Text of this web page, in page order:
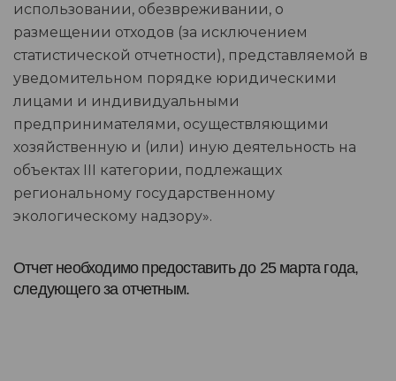
использовании, обезвреживании, о
размещении отходов (за исключением
статистической отчетности), представляемой в
уведомительном порядке юридическими
лицами и индивидуальными
предпринимателями, осуществляющими
хозяйственную и (или) иную деятельность на
объектах III категории, подлежащих
региональному государственному
экологическому надзору».
Отчет необходимо предоставить до 25 марта года,
следующего за отчетным.